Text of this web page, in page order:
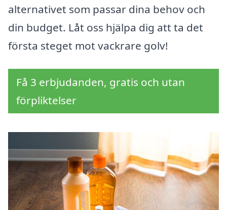
alternativet som passar dina behov och
din budget. Låt oss hjälpa dig att ta det
första steget mot vackrare golv!
Få 3 erbjudanden, gratis och utan
förpliktelser